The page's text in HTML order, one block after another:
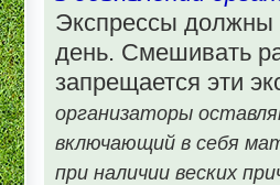
Экспрессы должны
день. Смешивать
запрещается эти
организаторы
включающий в себя
при наличии веских